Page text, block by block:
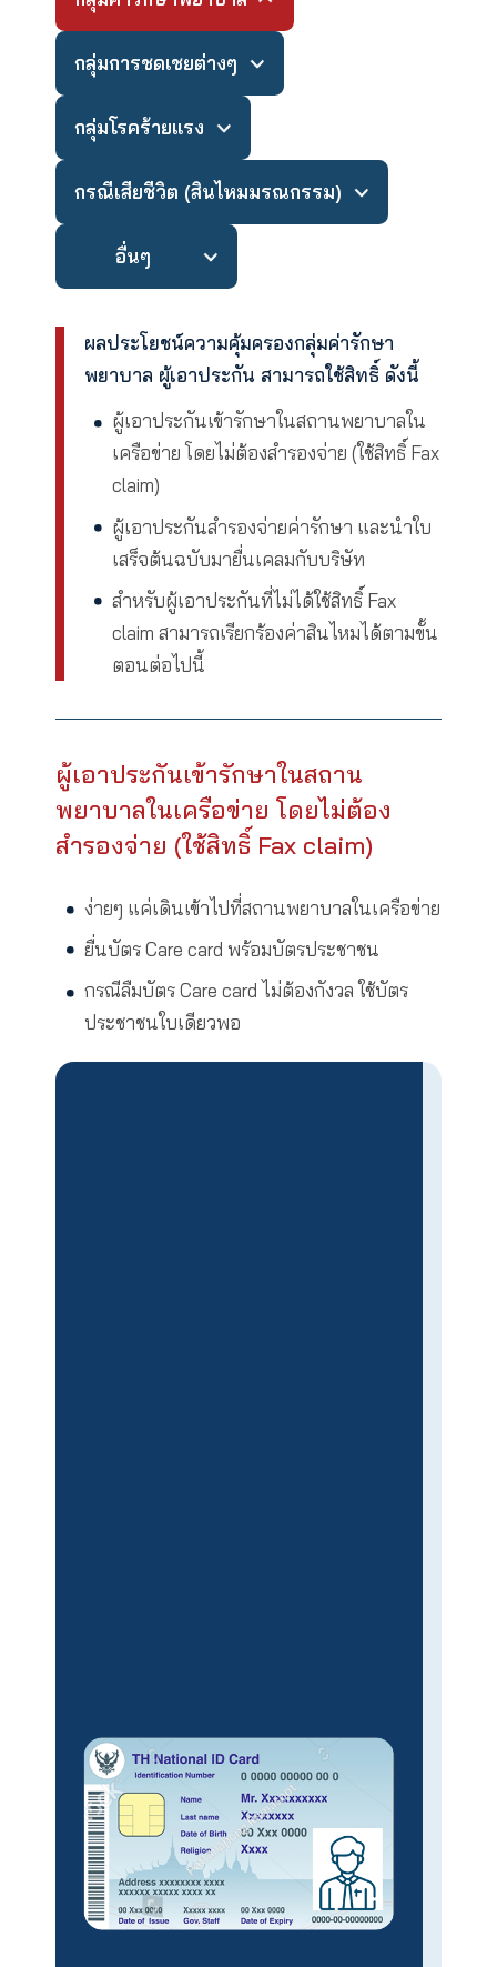
หากมีเหตุไม่คาดฝันเกิดขึ้น ท่านสามารถใช้
ประโยชน์จากกรมธรรม์ได้ ดังนี้
กลุ่มค่ารักษาพยาบาล
กลุ่มการชดเชยต่างๆ
กลุ่มโรคร้ายแรง
กรณีเสียชีวิต (สินไหมมรณกรรม)
อื่นๆ
ผลประโยชน์ความคุ้มครองกลุ่มค่ารักษา
พยาบาล ผู้เอาประกัน สามารถใช้สิทธิ์ ดัง
claim)
ผู้เอาประกันสำรองจ่ายค่ารักษา และนำ
เสร็จต้นฉบับมายื่นเคลมกับบริษัท
สำหรับผู้เอาประกันที่ไม่ได้ใช้สิทธิ์ Fax
claim สามารถเรียกร้องค่าสินไหมได้ตา
ตอนต่อไปนี้